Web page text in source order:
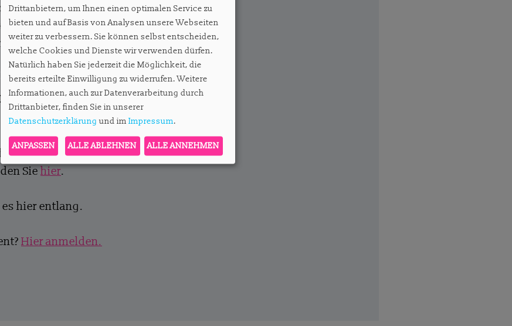
sich hinter einer Pay Wall,
jederzeit alle
Verfügung stehen.
Abo – ab EUR 27,50
Abos und die Möglichkeit, ein
Siehier.
hier entlang.
Hier anmelden.
Drittanbietern, um Ihnen einen optimalen Service zu
bieten und auf Basis von Analysen unsere Webseiten
weiter zu verbessern. Sie können selbst entscheiden,
welche Cookies und Dienste wir verwenden dürfen.
Natürlich haben Sie jederzeit die Möglichkeit, die
bereits erteilte Einwilligung zu widerrufen. Weitere
Informationen, auch zur Datenverarbeitung durch
Drittanbieter, finden Sie in unserer
Datenschutzerklärung und im Impressum.
ANPASSEN ALLE ABLEHNEN ALLE ANNEHMEN